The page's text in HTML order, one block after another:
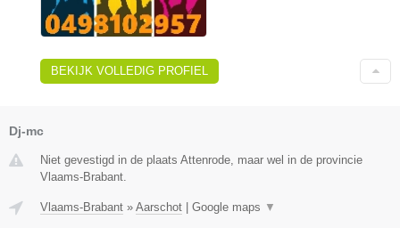
BEKIJK VOLLEDIG PROFIEL
Dj-mc
Niet gevestigd in de plaats Attenrode, maar wel in de provincie
Vlaams-Brabant.
Vlaams-Brabant » Aarschot Google maps ▼